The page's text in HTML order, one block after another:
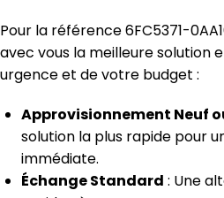
Pour la référence 6FC5371-
avec vous la meilleure solution
urgence et de votre budget :
Approvisionnement Neuf
solution la plus rapide pour
immédiate.
Échange Standard : Une